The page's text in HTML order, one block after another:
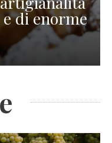
di enorme